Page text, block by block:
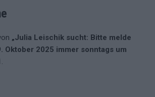
„Julia Leischik sucht: Bitte melde
Oktober 2025 immer sonntags um